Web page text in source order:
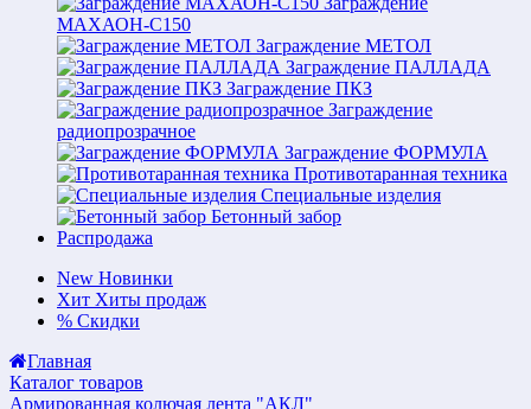
МАХАОН-С150
Заграждение МЕТОЛ
Заграждение ПАЛЛАДА
Заграждение ПКЗ
Заграждение
радиопрозрачное
Заграждение ФОРМУЛА
Противотаранная техника
Специальные изделия
Бетонный забор
Распродажа
New Новинки
Хит Хиты продаж
% Скидки
Главная
Каталог товаров
Армированная колючая лента "АКЛ"